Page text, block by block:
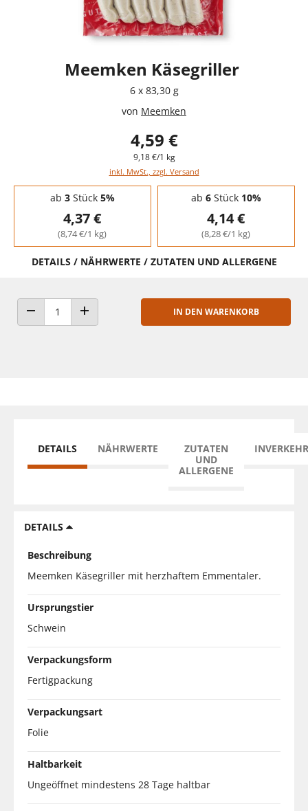
Meemken Käsegriller
6 x 83,30 g
von Meemken
4,59 €
9,18 €/1 kg
inkl. MwSt., zzgl. Versand
Staffelpreise - Mengenrabatt
ab 3Stück 5%
4,37 €
(8,74 €/1 kg)
ab 6Stück 10%
4,14 €
(8,28 €/1 kg)
DETAILS / NÄHRWERTE / ZUTATEN UND ALLERGENE
ANZAHL VERRINGERNANZAHL ERHÖHEN
IN DEN WARENKORB
DETAILS NÄHRWERTE
ZUTATEN
UND
ALLERGENE
DETAILS
Beschreibung
Meemken Käsegriller mit herzhaftem Emmentaler.
Ursprungstier
Schwein
Verpackungsform
Fertigpackung
Verpackungsart
Folie
Haltbarkeit
Ungeöffnet mindestens 28 Tage haltbar